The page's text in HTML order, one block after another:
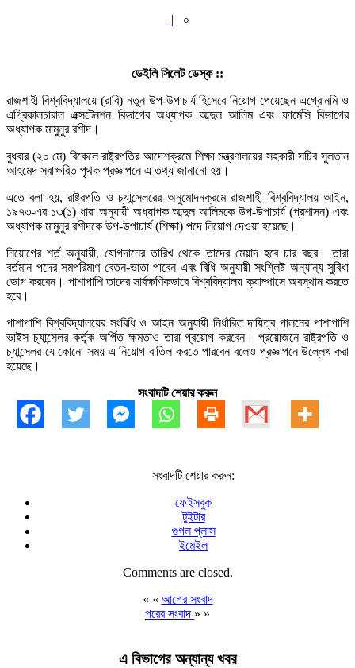
|
০
ডেইলি সিলেট ডেস্ক ::
রাজশাহী বিশ্ববিদ্যালয়ে (রাবি) নতুন উপ-উপাচার্য হিসেবে নিয়োগ পেয়েছেন এগ্রোনমি ও
এগ্রিকালচারাল এক্সটেনশন বিভাগের অধ্যাপক আব্দুল আলিম এবং ফার্মেসি বিভাগের
অধ্যাপক মামুনুর রশীদ।
বুধবার (২০ মে) বিকেলে রাষ্ট্রপতির আদেশক্রমে শিক্ষা মন্ত্রণালয়ের সহকারী সচিব সুলতান
আহমেদ স্বাক্ষরিত পৃথক প্রজ্ঞাপনে এ তথ্য জানানো হয়।
এতে বলা হয়, রাষ্ট্রপতি ও চ্যান্সেলরের অনুমোদনক্রমে রাজশাহী বিশ্ববিদ্যালয় আইন,
১৯৭৩-এর ১৩(১) ধারা অনুযায়ী অধ্যাপক আব্দুল আলিমকে উপ-উপাচার্য (প্রশাসন) এবং
অধ্যাপক মামুনুর রশীদকে উপ-উপাচার্য (শিক্ষা) পদে নিয়োগ দেওয়া হয়েছে।
নিয়োগের শর্ত অনুযায়ী, যোগদানের তারিখ থেকে তাদের মেয়াদ হবে চার বছর। তারা
বর্তমান পদের সমপরিমাণ বেতন-ভাতা পাবেন এবং বিধি অনুযায়ী সংশ্লিষ্ট অন্যান্য সুবিধা
ভোগ করবেন। পাশাপাশি তাদের সার্বক্ষণিকভাবে বিশ্ববিদ্যালয় ক্যাম্পাসে অবস্থান করতে
হবে।
পাশাপাশি বিশ্ববিদ্যালয়ের সংবিধি ও আইন অনুযায়ী নির্ধারিত দায়িত্ব পালনের পাশাপাশি
ভাইস চ্যান্সেলর কর্তৃক অর্পিত ক্ষমতাও তারা প্রয়োগ করবেন। প্রয়োজনে রাষ্ট্রপতি ও
চ্যান্সেলর যে কোনো সময় এ নিয়োগ বাতিল করতে পারবেন বলেও প্রজ্ঞাপনে উল্লেখ করা
হয়েছে।
সংবাদটি শেয়ার করুন
সংবাদটি শেয়ার করুন:
ফেইসবুক
টুইটার
গুগল প্লাস
ইমেইল
Comments are closed.
« « আগের সংবাদ
পরের সংবাদ » »
এ বিভাগের অন্যান্য খবর